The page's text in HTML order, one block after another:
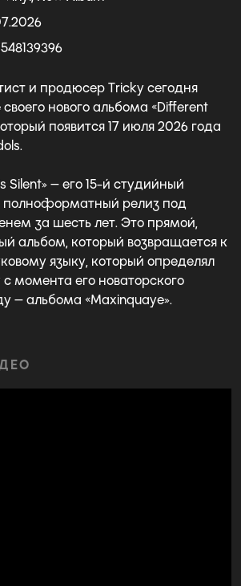
и продюсер Tricky сегодня
нового альбома «Different
появится 17 июля 2026 года
Silent» — его 15-й студийный
полноформатный релиз под
за шесть лет. Это прямой,
альбом, который возвращается к
языку, который определял
с момента его новаторского
— альбома «Maxinquaye».